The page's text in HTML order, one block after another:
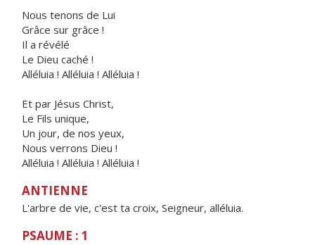
Nous tenons de Lui
Grâce sur grâce !
Il a révélé
Le Dieu caché !
Alléluia ! Alléluia ! Alléluia !
Et par Jésus Christ,
Le Fils unique,
Un jour, de nos yeux,
Nous verrons Dieu !
Alléluia ! Alléluia ! Alléluia !
ANTIENNE
L'arbre de vie, c'est ta croix, Seigneur, alléluia.
PSAUME : 1